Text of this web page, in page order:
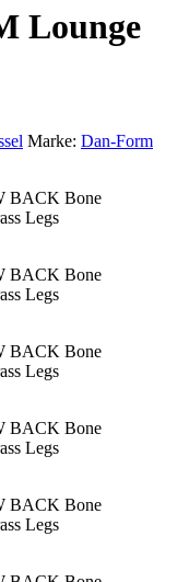
Lounge
Marke: Dan-Form